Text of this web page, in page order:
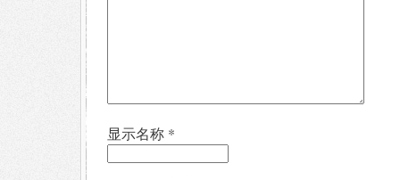
显示名称 *